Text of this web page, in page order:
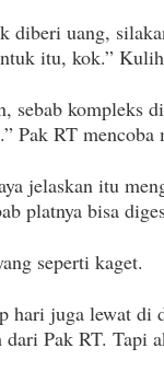
diberi uang,
itu, kok.”
sebab kompleks
Pak RT mencoba
jelaskan itu
platnya bisa
seperti kaget.
juga lewat di
Pak RT. Tapi